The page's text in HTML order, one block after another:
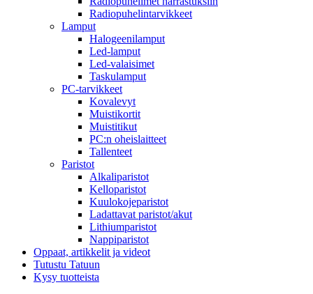
Radiopuhelintarvikkeet
Lamput
Halogeenilamput
Led-lamput
Led-valaisimet
Taskulamput
PC-tarvikkeet
Kovalevyt
Muistikortit
Muistitikut
PC:n oheislaitteet
Tallenteet
Paristot
Alkaliparistot
Kelloparistot
Kuulokojeparistot
Ladattavat paristot/akut
Lithiumparistot
Nappiparistot
Oppaat, artikkelit ja videot
Tutustu Tatuun
Kysy tuotteista